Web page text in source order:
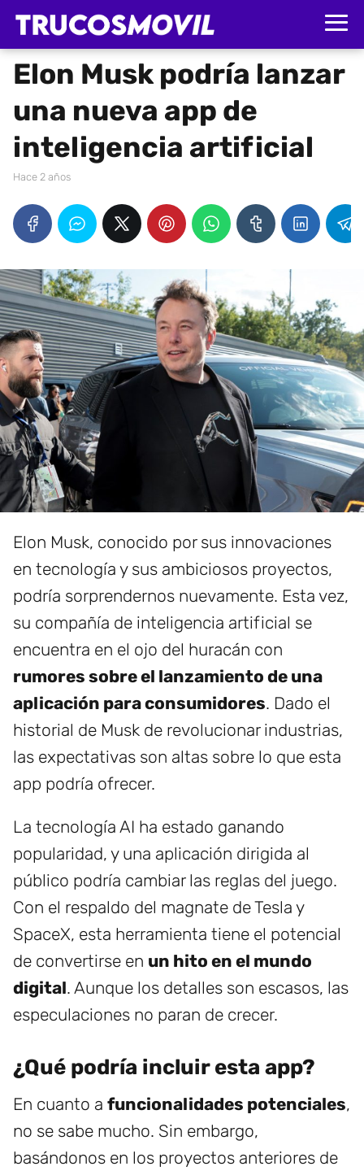
Elon Musk podría lanzar
una nueva app de
inteligencia artificial
hace 2 años
Elon Musk, conocido por sus innovaciones
en tecnología y sus ambiciosos proyectos,
podría sorprendernos nuevamente. Esta vez,
su compañía de inteligencia artificial se
encuentra en el ojo del huracán con
rumores sobre el lanzamiento de una
aplicación para consumidores. Dado el
historial de Musk de revolucionar industrias,
las expectativas son altas sobre lo que esta
app podría ofrecer.
La tecnología AI ha estado ganando
popularidad, y una aplicación dirigida al
público podría cambiar las reglas del juego.
Con el respaldo del magnate de Tesla y
SpaceX, esta herramienta tiene el potencial
de convertirse en un hito en el mundo
digital. Aunque los detalles son escasos, las
especulaciones no paran de crecer.
¿Qué podría incluir esta app?
En cuanto a funcionalidades potenciales,
no se sabe mucho. Sin embargo,
basándonos en los proyectos anteriores de